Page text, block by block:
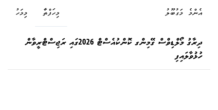
އެންމެ މަގުބޫލު މިމަހު މިހަފްތާ
ދިރާގު މޯލްޑިވްސް ގޭމިންގ ކޮންކުއެސްޓް 2026ގައި ރަޖިސްޓްރީވާން
ހުޅުވާލައިފި